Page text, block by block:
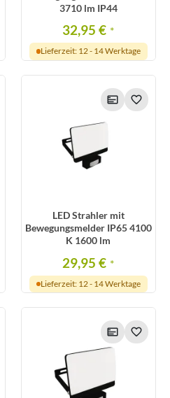
3710 lm IP44
32,95 € *
Lieferzeit: 12 - 14 Werktage
LED Strahler mit
Bewegungsmelder IP65 4100
K 1600 lm
29,95 € *
Lieferzeit: 12 - 14 Werktage